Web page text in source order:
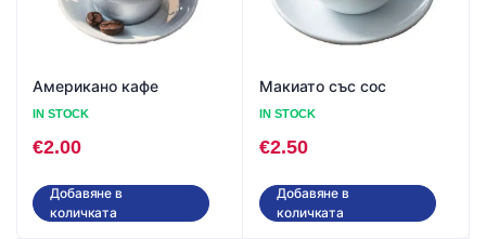
Американо кафе
IN STOCK
€2.00
Добавяне в
количката
Макиато със сос
IN STOCK
€2.50
Добавяне в
количката